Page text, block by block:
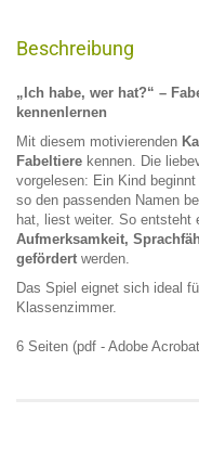
Beschreibung
„Ich habe, wer hat?“ –
kennenlernen
Mit diesem motivierenden
Fabeltiere kennen. Die
vorgelesen: Ein Kind
so den passenden Namen
hat, liest weiter. So entsteht
Aufmerksamkeit,
gefördert werden.
Das Spiel eignet sich ideal
Klassenzimmer.
6 Seiten (pdf - Adobe